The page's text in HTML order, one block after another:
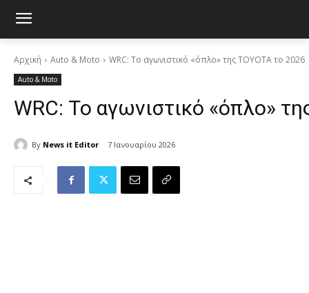
Αρχική Auto & Moto WRC: Το αγωνιστικό «όπλο» της TOYOTA το 2026
Auto & Moto
WRC: Το αγωνιστικό «όπλο»
By News it Editor 7 Ιανουαρίου 2026